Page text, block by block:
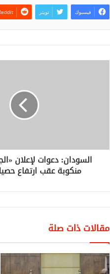
فيسبوك تويتر
السودان: دعوات لإعلان
منكوبة عقب ارتفاع
مقالات ذات صلة